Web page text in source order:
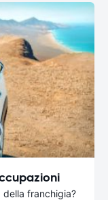
franchigia?